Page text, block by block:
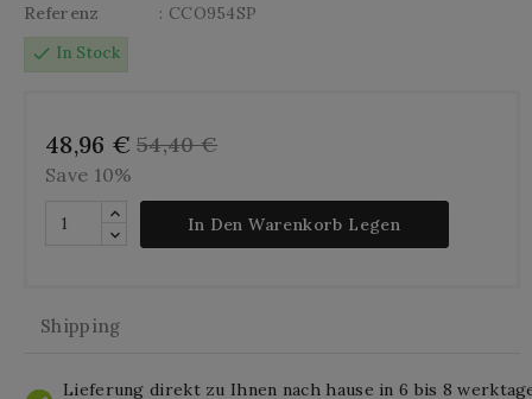
Referenz
: CCO954SP
check In Stock
48,96 € 54,40 €
Save 10%
In Den Warenkorb Legen
Shipping
Lieferung direkt zu Ihnen nach hause in 6 bis 8